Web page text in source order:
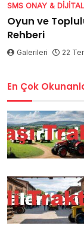
SMS ONAY &
Oyun ve
Rehberi
Galerileri 22
En Çok